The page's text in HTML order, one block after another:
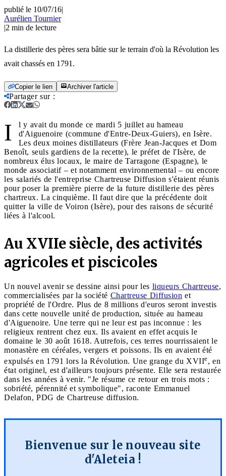
publié le 10/07/16|
Aurélien Tournier
|2 min de lecture
La distillerie des pères sera bâtie sur le terrain d'où la Révolution les
avait chassés en 1791.
Copier le lien Archiver l'article
Partager sur:
I
l y avait du monde ce mardi 5 juillet au hameau
d'Aiguenoire (commune d'Entre-Deux-Guiers), en Isère.
Les deux moines distillateurs (Frère Jean-Jacques et Dom
Benoît, seuls gardiens de la recette), le préfet de l'Isère, de
nombreux élus locaux, le maire de Tarragone (Espagne), le
monde associatif – et notamment environnemental – ou encore
les salariés de l'entreprise Chartreuse Diffusion s'étaient réunis
pour poser la première pierre de la future distillerie des pères
chartreux. La cinquième. Il faut dire que la précédente doit
quitter la ville de Voiron (Isère), pour des raisons de sécurité
liées à l'alcool.
Au XVIIe siècle, des activités
agricoles et piscicoles
Un nouvel avenir se dessine ainsi pour les liqueurs Chartreuse,
commercialisées par la société Chartreuse Diffusion et
propriété de l'Ordre. Plus de 8 millions d'euros seront investis
dans cette nouvelle unité de production, située au hameau
d'Aiguenoire. Une terre qui ne leur est pas inconnue : les
religieux rentrent chez eux. Ils avaient en effet acquis le
domaine le 30 août 1618. Autrefois, ces terres nourrissaient le
monastère en céréales, vergers et poissons. Ils en avaient été
expulsés en 1791 lors la Révolution. Une grange du XVIIe, en
état originel, est d'ailleurs toujours présente. Elle sera restaurée
dans les années à venir. "Je résume ce retour en trois mots :
sobriété, pérennité et symbolique", raconte Emmanuel
Delafon, PDG de Chartreuse diffusion.
Bienvenue sur le nouveau site
d'Aleteia !